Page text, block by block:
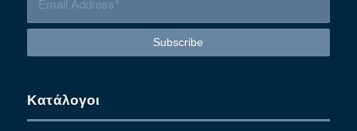
Κατάλογοι